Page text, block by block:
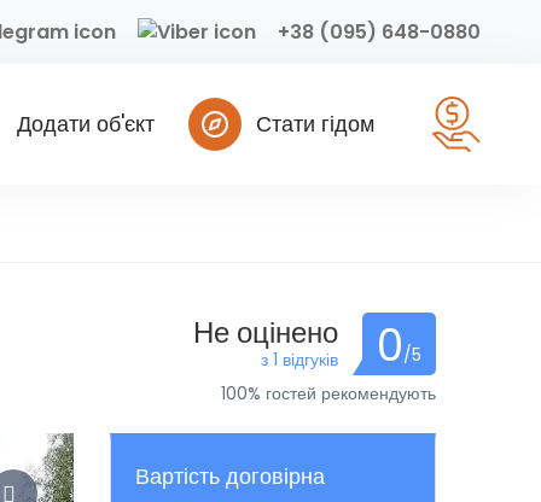
+38 (095) 648-0880
Додати об'єкт Стати гідом
Не оцінено
з 1 відгуків 0/5
100% гостей рекомендують
Вартість договірна